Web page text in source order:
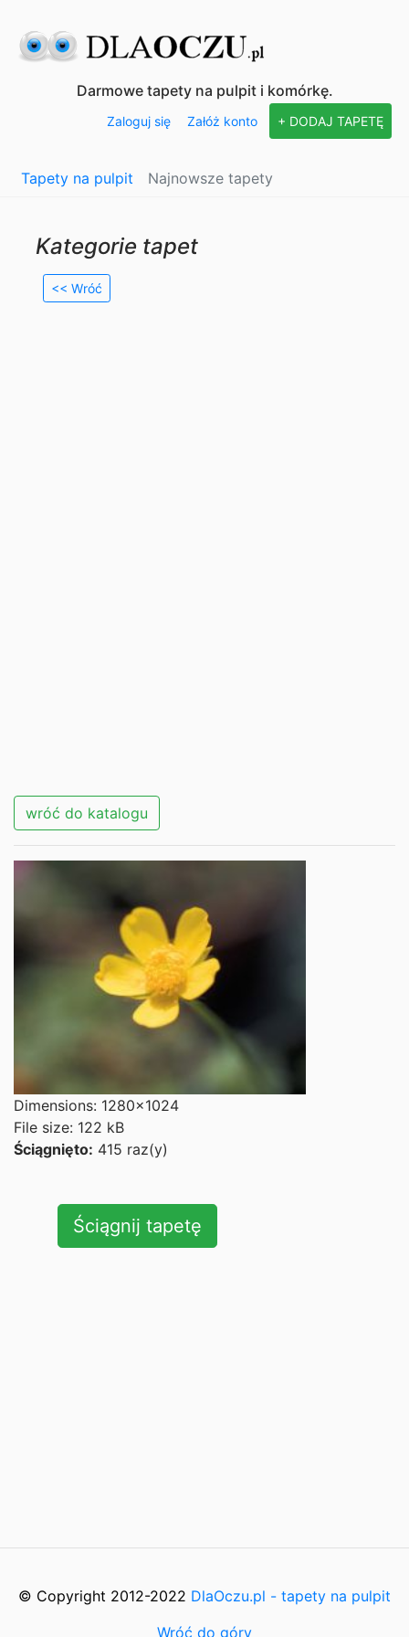
Darmowe tapety na pulpit i komórkę.
Zaloguj się Załóż konto + DODAJ TAPETĘ
Tapety na pulpit Najnowsze tapety
Kategorie tapet
<< Wróć
wróć do katalogu
Dimensions: 1280x1024
File size: 122 kB
Ściągnięto: 415 raz(y)
Ściągnij tapetę
© Copyright 2012-2022 DlaOczu.pl - tapety na pulpit
Wróć do góry